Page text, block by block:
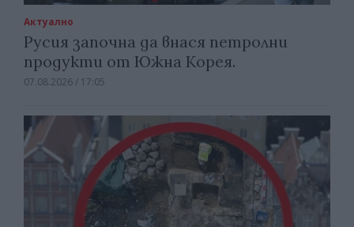
Актуално
Русия започна да внася петролни
продукти от Южна Корея.
07.08.2026 / 17:05